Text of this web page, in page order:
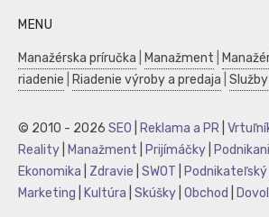
MENU
Manažérska príručka Manažment
riadenie
Riadenie výroby a predaja Služby
© 2010 - 2026 SEO Reklama a PR
Reality
Manažment Prijímáčky
Ekonomika
Zdravie SWOT Podnikateľský
Marketing
Kultúra Skúšky Obchod